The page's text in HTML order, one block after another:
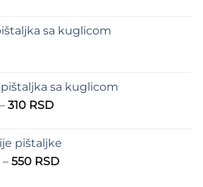
100 RSD
sa kuglicom
sa kuglicom
– 310 RSDRaspon
210 RSD
do
pištaljke
– 550 RSDRaspon